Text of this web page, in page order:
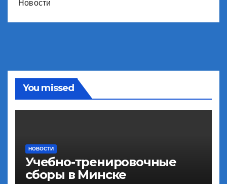
Новости
You missed
НОВОСТИ
Учебно-тренировочные
сборы в Минске